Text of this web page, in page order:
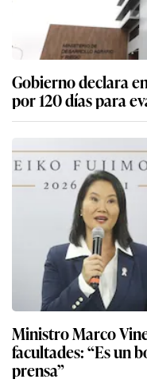
Gobierno declara
por 120 días para
Ministro Marco
facultades: “Es un
prensa”